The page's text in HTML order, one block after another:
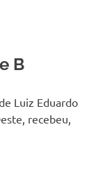
B
Luiz Eduardo
recebeu,